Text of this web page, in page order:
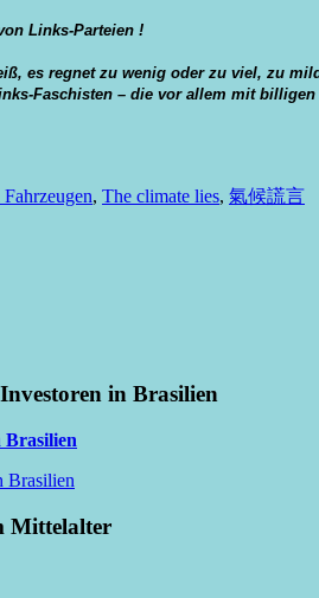
Links-Parteien !
es regnet zu wenig oder zu viel, zu
Faschisten – die vor allem mit
, The climate lies, 氣候謊言
in Brasilien
Brasilien
Brasilien
Mittelalter